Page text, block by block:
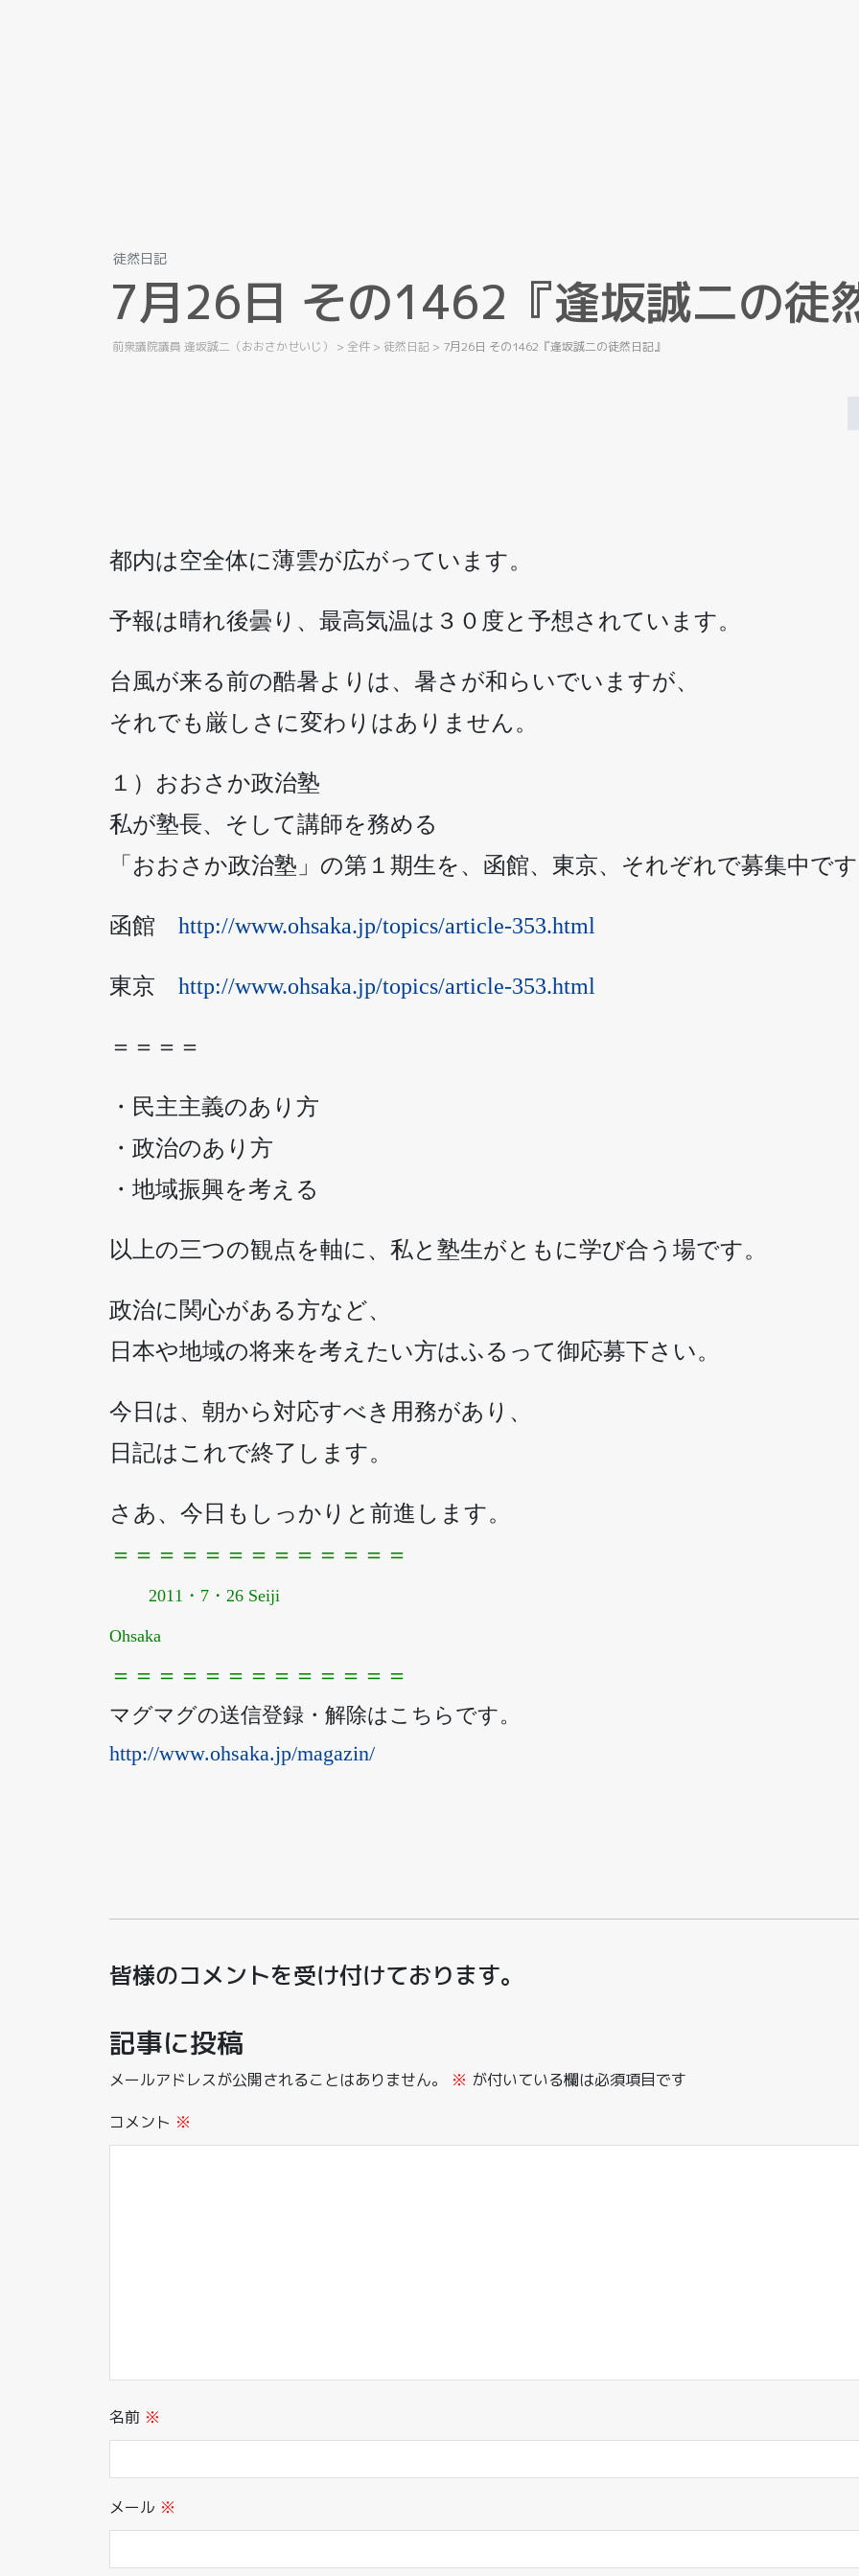
徒然日記
7月26日 その1462 『逢坂誠二の徒
前衆議院議員 逢坂誠二（おおさかせいじ） > 全件 > 徒然日記 > 7月26日 その1462『逢坂誠二の徒然日記』
都内は空全体に薄雲が広がっています。
予報は晴れ後曇り、最高気温は３０度と予想されています。
台風が来る前の酷暑よりは、暑さが和らいでいますが、
それでも厳しさに変わりはありません。
１）おおさか政治塾
私が塾長、そして講師を務める
「おおさか政治塾」の第１期生を、函館、東京、それぞれで募集中で
函館 http://www.ohsaka.jp/topics/article-353.html
東京 http://www.ohsaka.jp/topics/article-353.html
＝＝＝＝
・民主主義のあり方
・政治のあり方
・地域振興を考える
以上の三つの観点を軸に、私と塾生がともに学び合う場です。
政治に関心がある方など、
日本や地域の将来を考えたい方はふるって御応募下さい。
今日は、朝から対応すべき用務があり、
日記はこれで終了します。
さあ、今日もしっかりと前進します。
＝＝＝＝＝＝＝＝＝＝＝＝＝
2011・7・26 Seiji
Ohsaka
＝＝＝＝＝＝＝＝＝＝＝＝＝
マグマグの送信登録・解除はこちらです。
http://www.ohsaka.jp/magazin/
皆様のコメントを受け付けております。
記事に投稿
メールアドレスが公開されることはありません。 ※ が付いている欄は必須項目です
コメント ※
名前 ※
メール ※